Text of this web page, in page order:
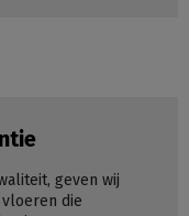
geven wij
die